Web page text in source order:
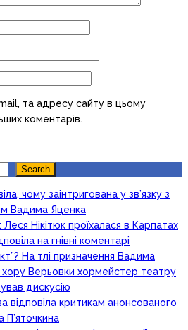
та адресу сайту в цьому
коментарів.
Search
чому заінтригована у зв’язку з
Вадима Яценка
Нікітюк проїхалася в Карпатах
на гнівні коментарі
На тлі призначення Вадима
хору Верьовки хормейстер театру
дискусію
відповіла критикам анонсованого
П’яточкина